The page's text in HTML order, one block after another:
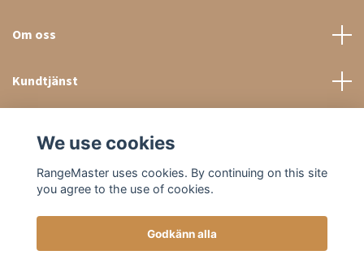
Om oss
Kundtjänst
We use cookies
RangeMaster uses cookies. By continuing on this site
you agree to the use of cookies.
Godkänn alla